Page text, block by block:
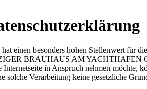
hat einen besonders hohen Stellenwert
BRAUHAUS AM YACHTHAFEN
in Anspruch nehmen
solche Verarbeitung keine gesetzliche